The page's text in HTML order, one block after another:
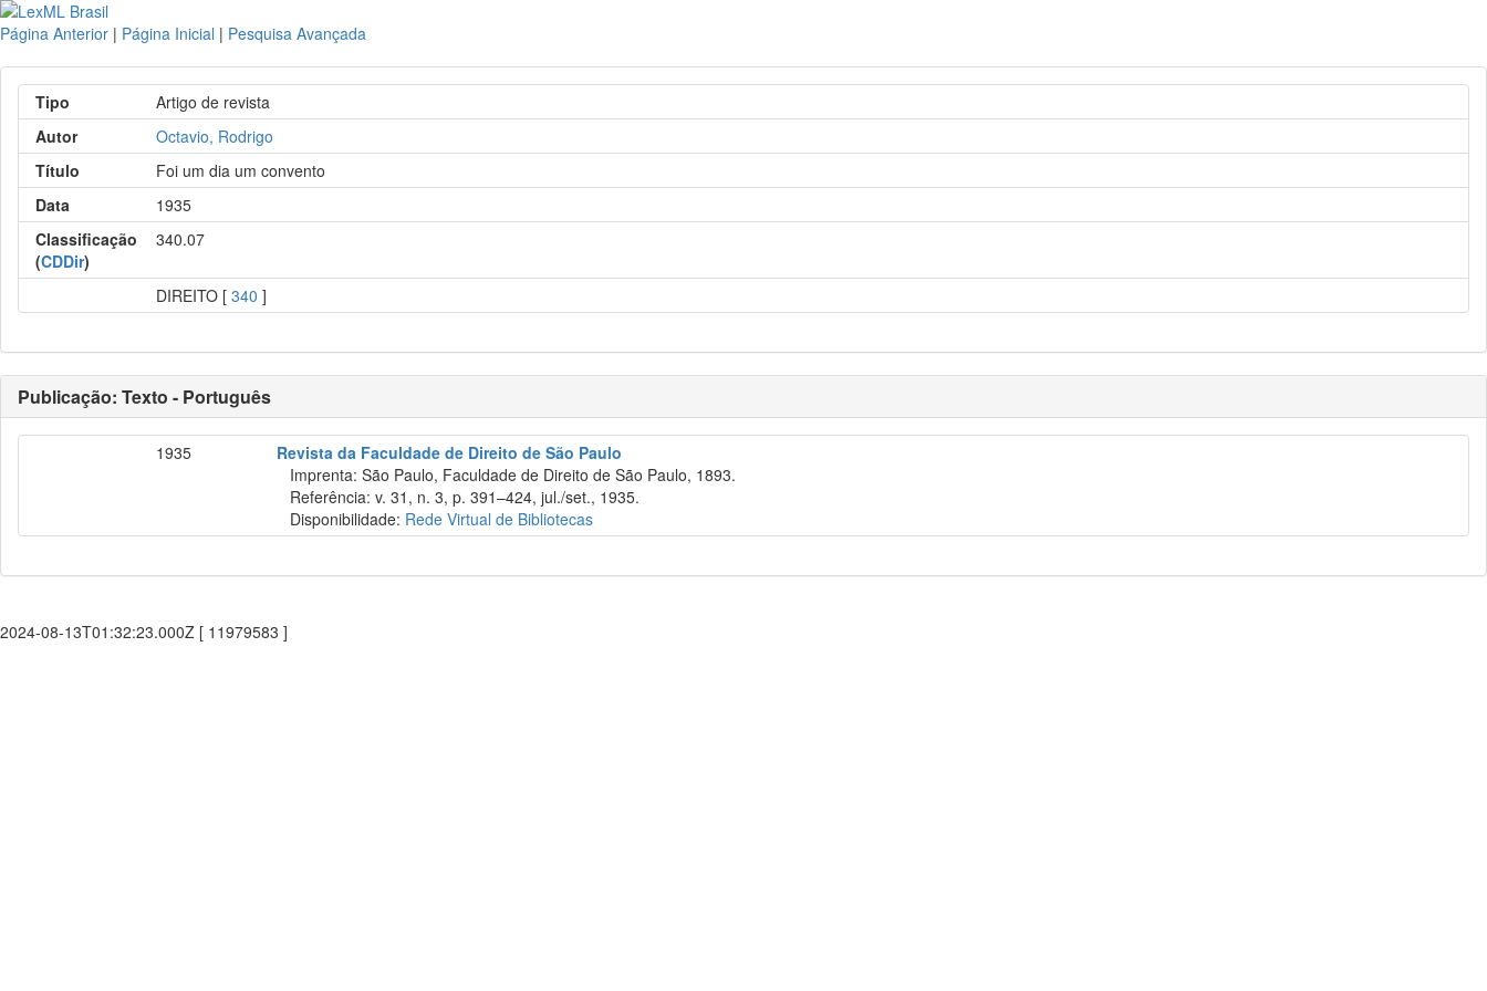
Página Anterior | Página Inicial | Pesquisa Avançada
Tipo
Artigo de revista
Autor
Octavio, Rodrigo
Título
Foi um dia um convento
Data
1935
Classificação
(CDDir)
340.07
DIREITO [340 ]
Publicação: Texto - Português
1935
Revista da Faculdade de Direito de São Paulo
Imprenta: São Paulo, Faculdade de Direito de São Paulo, 1893.
Referência: v. 31, n. 3, p. 391–424, jul./set., 1935.
Disponibilidade: Rede Virtual de Bibliotecas
2024-08-13T01:32:23.000Z [ 11979583 ]